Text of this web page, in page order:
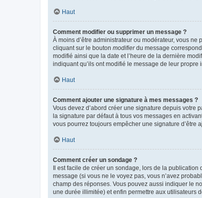
Haut
Comment modifier ou supprimer un message ?
À moins d’être administrateur ou modérateur, vous
cliquant sur le bouton modifierdu message
modifié ainsi que la date et l’heure de la dernière
indiquant qu’ils ont modifié le message de leur
Haut
Comment ajouter une signature à mes messages ?
Vous devez d’abord créer une signature depuis votre
la signature par défaut à tous vos messages en
vous pourrez toujours empêcher une signature d’être
Haut
Comment créer un sondage ?
Il est facile de créer un sondage, lors de la publication
message (si vous ne le voyez pas, vous n’avez
champ des réponses. Vous pouvez aussi indiquer le
une durée illimitée) et enfin permettre aux utilisateurs